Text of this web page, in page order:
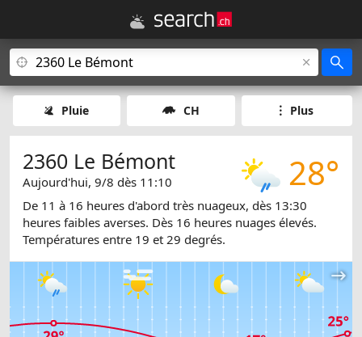
Pluie CH Plus
28°
2360 Le Bémont
Aujourd'hui, 9/8 dès 11:10
De 11 à 16 heures d'abord très nuageux, dès 13:30
heures faibles averses. Dès 16 heures nuages élevés.
Températures entre 19 et 29 degrés.